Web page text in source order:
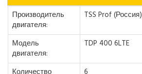
Производитель
двигателя:
TSS Prof (Россия)
Модель
двигателя:
TDP 400 6LTE